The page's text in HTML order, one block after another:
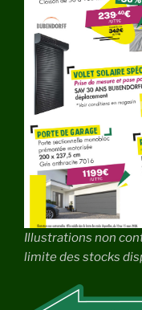
Illustrations non
limite des stocks